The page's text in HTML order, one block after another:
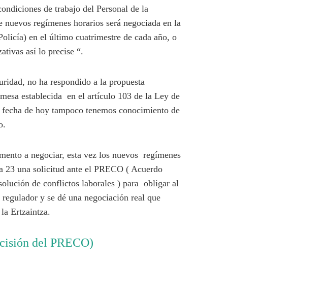
de trabajo del Personal de la
regímenes horarios será negociada en la
en el último cuatrimestre de cada año, o
así lo precise “.
no ha respondido a la propuesta
establecida en el artículo 103 de la Ley de
de hoy tampoco tenemos conocimiento de
a negociar, esta vez los nuevos regímenes
23 una solicitud ante el PRECO ( Acuerdo
de conflictos laborales ) para obligar al
y se dé una negociación real que
Ertzaintza.
del PRECO)